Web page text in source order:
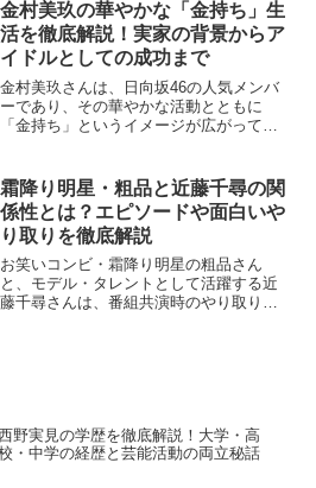
さんの交際は長期間にわたり、メディア
でも頻繁に話題とな...
金村美玖の華やかな「金持ち」生
活を徹底解説！実家の背景からア
イドルとしての成功まで
金村美玖さんは、日向坂46の人気メンバ
ーであり、その華やかな活動とともに
「金持ち」というイメージが広がってい
しくご紹介します。金村美玖の実家はど
んな家庭環境？金村美玖さ...
霜降り明星・粗品と近藤千尋の関
係性とは？エピソードや面白いや
り取りを徹底解説
お笑いコンビ・霜降り明星の粗品さん
と、モデル・タレントとして活躍する近
藤千尋さんは、番組共演時のやり取りが
野実見の学歴を徹底解説！大学・高
・中学の経歴と芸能活動の両立秘話